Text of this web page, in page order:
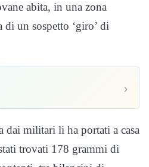
abita, in una zona
di un sospetto ‘giro’ di
›
dai militari li ha portati a casa
trovati 178 grammi di